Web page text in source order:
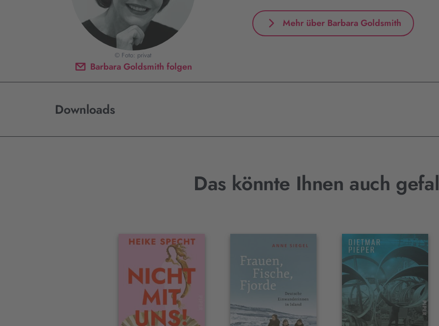
Barbara Goldsmith folgen
© Foto: privat
Mehr über Barbara Goldsmith
Downloads
Das könnte Ihnen auch
Interaktives